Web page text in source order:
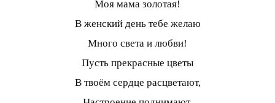
Моя мама золотая!
В женский день тебе желаю
Много света и любви!
Пусть прекрасные цветы
В твоём сердце расцветают,